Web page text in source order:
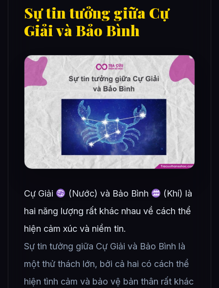
Sự tin tưởng giữa Cự
Giải và Bảo Bình
Cự Giải (Nước) và Bảo Bình
(Khí) là
hai năng lượng rất khác nhau về cách thể
hiện cảm xúc và niềm tin.
Sự tin tưởng giữa Cự Giải và Bảo Bình là
một thử thách lớn, bởi cả hai có cách thể
hiện tình cảm và bảo vệ bản thân rất khác